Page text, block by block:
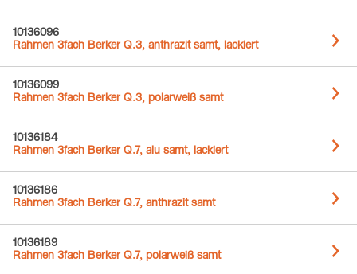
10136096
Rahmen 3fach Berker Q.3, anthrazit samt, lackiert
10136099
Rahmen 3fach Berker Q.3, polarweiß samt
10136184
Rahmen 3fach Berker Q.7, alu samt, lackiert
10136186
Rahmen 3fach Berker Q.7, anthrazit samt
10136189
Rahmen 3fach Berker Q.7, polarweiß samt